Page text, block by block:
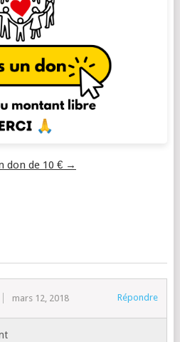
don de 10 € →
mars 12, 2018 Répondre